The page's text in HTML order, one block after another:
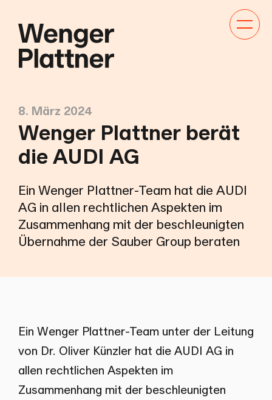
8. März 2024
Wenger Plattner berät
die AUDI AG
Ein Wenger Plattner-Team hat die AUDI
AG in allen rechtlichen Aspekten im
Zusammenhang mit der beschleunigten
Übernahme der Sauber Group beraten
Ein Wenger Plattner-Team unter der Leitung
von Dr. Oliver Künzler hat die AUDI AG in
allen rechtlichen Aspekten im
Zusammenhang mit der beschleunigten